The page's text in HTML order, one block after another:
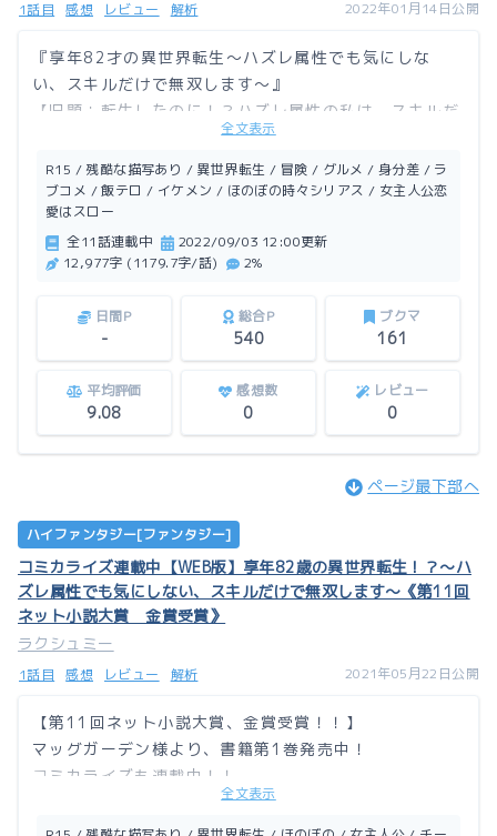
1話目 感想 レビュー 解析 2022年01月14日公開
『享年82才の異世界転生〜ハズレ属性でも気にしな
い、スキルだけで無双します〜』
【旧題：転生したのに！？ハズレ属性の私は、スキルだ
けで無双する】の設定や人物紹介。
本編をお読みになってから読まれることをお勧め致しま
す。
設定や人物紹介については、情報が増えれば、その都度
わからなくなったら、お読みください。
名前横の（）内は愛称です。
（全ての人物にはありません）
＊本編ネタバレがございますのでご注意ください
本編：https://ncode.syosetu.com/n3306gz/
全文表示
R15 / 残酷な描写あり / 異世界転生 / 冒険 / グルメ / 身分差 / ラ
ブコメ / 飯テロ / イケメン / ほのぼの時々シリアス / 女主人公恋
愛はスロー
全11話連載中
2022/09/03 12:00更新
12,977字 (1179.7字/話)
2%
日間P
-
総合P
540
ブクマ
161
平均評価
9.08
感想数
0
レビュー
0
ページ最下部へ
ハイファンタジー[ファンタジー]
コミカライズ連載中【WEB版】享年82歳の異世界転生！？〜ハ
ズレ属性でも気にしない、スキルだけで無双します〜《第11回
ネット小説大賞 金賞受賞》
ラクシュミー
1話目 感想 レビュー 解析 2021年05月22日公開
【第11回ネット小説大賞、金賞受賞！！】
マッグガーデン様より、書籍第1巻発売中！
コミカライズも連載中！！
全文表示